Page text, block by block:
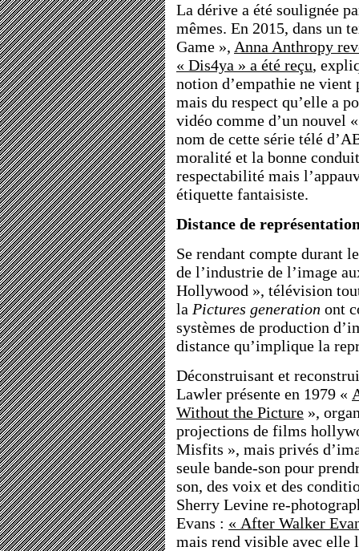
La dérive a été soulignée
mêmes. En 2015, dans un
Game », Anna Anthropy
« Dis4ya » a été reçu,
notion d’empathie ne vient
mais du respect qu’elle a
vidéo comme d’un nouvel
nom de cette série télé
moralité et la bonne
respectabilité mais
étiquette fantaisiste.
Distance de
Se rendant compte durant
de l’industrie de l’image
Hollywood », télévision
la Pictures generation ont
systèmes de production
distance qu’implique la
Déconstruisant et
Lawler présente en 1979 «
Without the Picture »,
projections de films
Misfits », mais privés
seule bande-son pour
son, des voix et des
Sherry Levine re-
Evans : « After Walker
mais rend visible avec elle